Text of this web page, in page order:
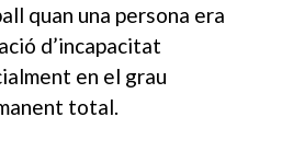
quan una persona era
d’incapacitat
en el grau
total.